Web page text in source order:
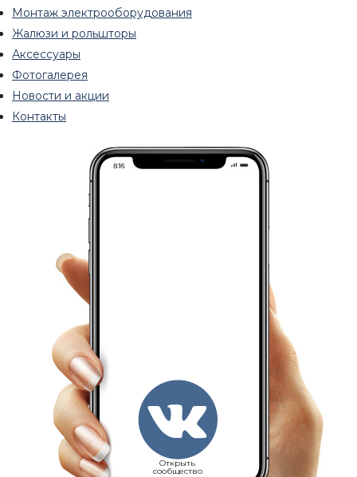
Монтаж электрооборудования
Жалюзи и рольшторы
Аксессуары
Фотогалерея
Новости и акции
Контакты
Открыть
сообщество